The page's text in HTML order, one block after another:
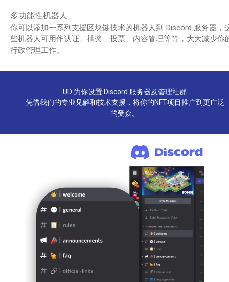
多功能性机器人
你可以添加一系列支援区块链技术的机器人到 Discord 服务器，
些机器人可用作认证、抽奖、投票、内容管理等等，大大减少你
行政管理工作。
UD 为你设置 Discord 服务器及管理社群
凭借我们的专业见解和技术支援，将你的NFT项目推广到更广泛
的受众。